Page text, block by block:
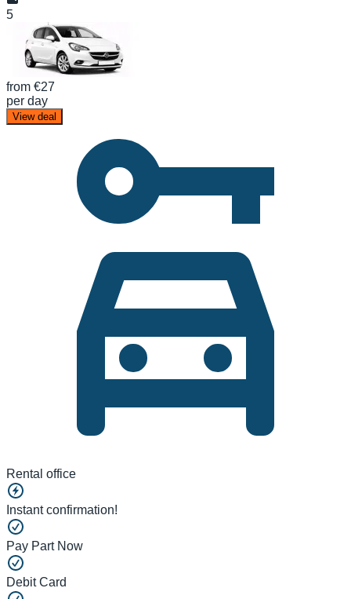
5
from €27
per day
View deal
Rental office
Instant confirmation!
Pay Part Now
Debit Card